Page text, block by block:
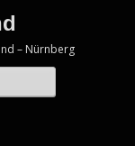
– Nürnberg